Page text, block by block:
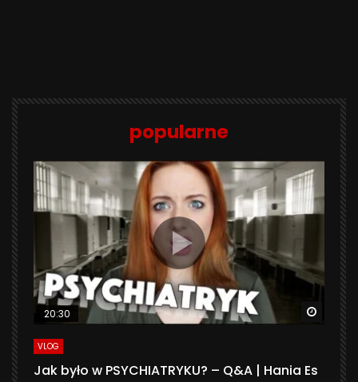
popularne
20:30
VLOG
Jak było w PSYCHIATRYKU? – Q&A | Hania Es